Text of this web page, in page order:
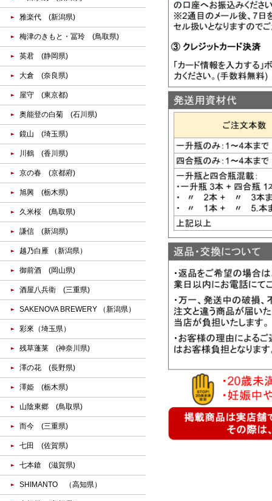
雅楽代 (新潟県)
梅津のきもと・冨玲 (鳥取県)
英君 (静岡県)
大倉 (奈良県)
屋守 (東京都)
奥能登の白菊 (石川県)
鏡山 (埼玉県)
川鶴 (香川県)
京の春 (京都府)
旭興 (栃木県)
久米桜 (鳥取県)
謙信 (新潟県)
越乃白雁 （新潟県）
御前酒 (岡山県)
酒屋八兵衛 (三重県)
SAKENOVA BREWERY （新潟県）
彩來（埼玉県）
残草蓬莱 (神奈川県)
澤の花 (長野県)
澤姫 (栃木県)
山陰東郷 (鳥取県)
而今 (三重県)
七田 (佐賀県)
七本鎗 (滋賀県)
SHIMANTO （高知県）